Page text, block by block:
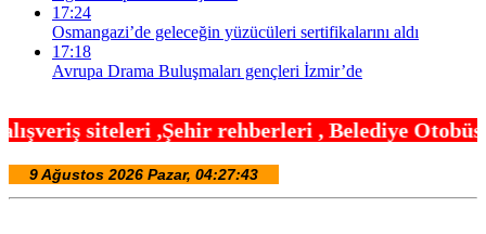
17:24
Osmangazi’de geleceğin yüzücüleri sertifikalarını aldı
17:18
Avrupa Drama Buluşmaları gençleri İzmir’de
,Şehir rehberleri , Belediye